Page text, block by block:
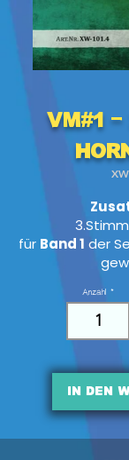
VM#1 -
für Band 1 der
Anzahl
In den